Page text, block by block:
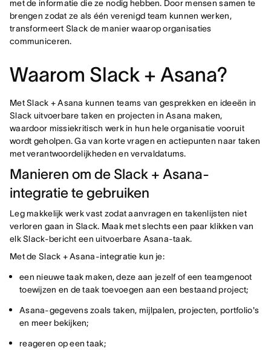
met de informatie die ze nodig hebben. Door mensen samen te
brengen zodat ze als één verenigd team kunnen werken,
transformeert Slack de manier waarop organisaties
communiceren.
Waarom Slack + Asana?
Met Slack + Asana kunnen teams van gesprekken en ideeën in
Slack uitvoerbare taken en projecten in Asana maken,
waardoor missiekritisch werk in hun hele organisatie vooruit
wordt geholpen. Ga van korte vragen en actiepunten naar taken
met verantwoordelijkheden en vervaldatums.
Manieren om de Slack + Asana-
integratie te gebruiken
Leg makkelijk werk vast zodat aanvragen en takenlijsten niet
verloren gaan in Slack. Maak met slechts een paar klikken van
elk Slack-bericht een uitvoerbare Asana-taak.
Met de Slack + Asana-integratie kun je:
een nieuwe taak maken, deze aan jezelf of een teamgenoot
toewijzen en de taak toevoegen aan een bestaand project;
Asana-gegevens zoals taken, mijlpalen, projecten, portfolio's
en meer bekijken;
reageren op een taak;